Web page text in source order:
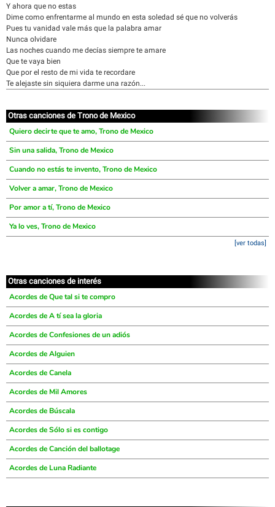
Y ahora que no estas
Dime como enfrentarme al mundo en esta soledad sé que no volverás
Pues tu vanidad vale más que la palabra amar
Nunca olvidare
Las noches cuando me decías siempre te amare
Que te vaya bien
Que por el resto de mi vida te recordare
Te alejaste sin siquiera darme una razón...
Otras canciones de Trono de Mexico
Quiero decirte que te amo, Trono de Mexico
Sin una salida, Trono de Mexico
Cuando no estás te invento, Trono de Mexico
Volver a amar, Trono de Mexico
Por amor a tí, Trono de Mexico
Ya lo ves, Trono de Mexico
[ver todas]
Otras canciones de interés
Acordes de Que tal si te compro
Acordes de A tí sea la gloria
Acordes de Confesiones de un adiós
Acordes de Alguien
Acordes de Canela
Acordes de Mil Amores
Acordes de Búscala
Acordes de Sólo si es contigo
Acordes de Canción del ballotage
Acordes de Luna Radiante